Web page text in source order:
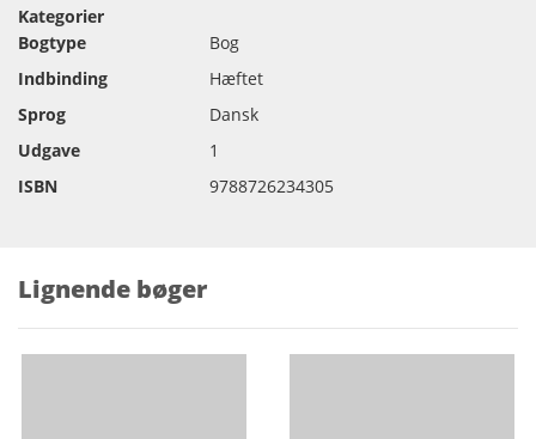
Kategorier
Bogtype
Bog
Indbinding
Hæftet
Sprog
Dansk
Udgave
1
ISBN
9788726234305
Lignende bøger